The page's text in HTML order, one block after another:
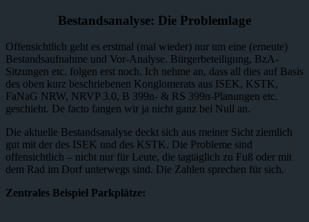
Bestandsanalyse: Die Problemlage
Offensichtlich geht es erstmal (mal wieder) nur um eine (erneute)
Bestandsaufnahme und Vor-Analyse. Bürgerbeteiligung, BzA-
Sitzungen etc. folgen erst noch. Ich nehme an, dass all dies auf Basis
des oben kurz beschriebenen Konglomerats aus ISEK, KSTK,
FaNaG NRW, NRVP 3.0, B 399n- & RS 399n-Planungen etc.
geschieht. De facto fangen wir ja nicht ganz bei Null an.
Die aktuelle Bestandsanalyse deckt sich aus meiner Sicht ziemlich
gut mit der des ISEK und des KSTK. Die Probleme sind
offensichtlich – nicht nur für Leute, die tagtäglich zu Fuß oder mit
dem Rad im Dorf unterwegs sind. Die Zahlen sprechen für sich.
Zentrales Beispiel Parkplätze: